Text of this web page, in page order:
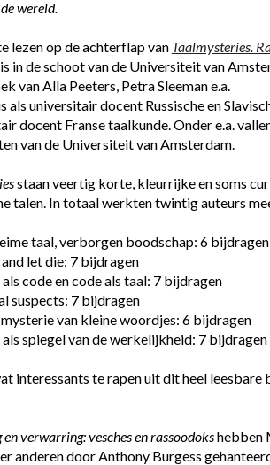
wereld.
lezen op de achterflap van Taalmysteries.
in de schoot van de Universiteit van
van Alla Peeters, Petra Sleeman e.a.
als universitair docent Russische en
docent Franse taalkunde. Onder e.a.
van de Universiteit van Amsterdam.
staan veertig korte, kleurrijke en soms
talen. In totaal werkten twintig auteurs
taal, verborgen boodschap: 6 bijdragen
and let die: 7 bijdragen
als code en code als taal: 7 bijdragen
suspects: 7 bijdragen
mysterie van kleine woordjes: 6 bijdragen
als spiegel van de werkelijkheid: 7 bijdragen
interessants te rapen uit dit heel leesbare
verwarring: vesches en rassoodoks hebben
anderen door Anthony Burgess